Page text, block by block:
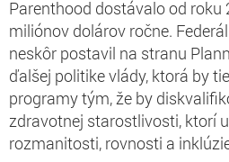
Parenthood dostávalo od roku
miliónov dolárov ročne.
neskôr postavil na stranu
ďalšej politike vlády, ktorá by
programy tým, že by
zdravotnej starostlivosti, ktorí
rozmanitosti, rovnosti a